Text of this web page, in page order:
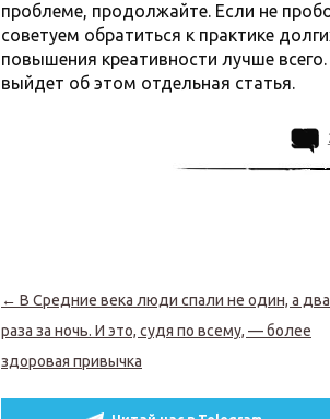
проблеме, продолжайте. Если не
советуем обратиться к практике
повышения креативности лучше
выйдет об этом отдельная статья.
Навигация по записям
← В Средние века люди спали не один, а два
раза за ночь. И это, судя по всему, — более
здоровая привычка